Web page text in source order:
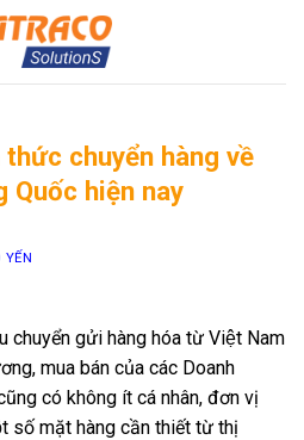
chuyển hàng về
Quốc hiện nay
YẾN
chuyển gửi hàng hóa từ Việt Nam
mua bán của các Doanh
có không ít cá nhân, đơn vị
số mặt hàng cần thiết từ thị